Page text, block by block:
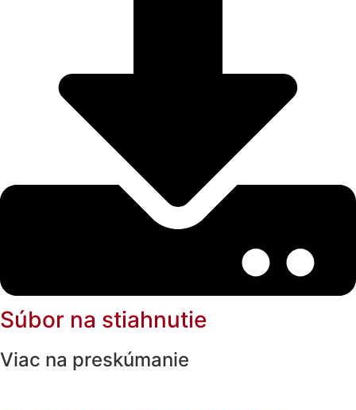
Súbor na stiahnutie
Viac na preskúmanie